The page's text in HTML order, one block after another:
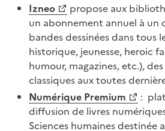
Izneo
propose aux
un abonnement annuel à un
bandes dessinées dans tous
historique, jeunesse, heroic
humour, magazines, etc.),
classiques aux toutes
Numérique Premium
:
diffusion de livres
Sciences humaines destinée